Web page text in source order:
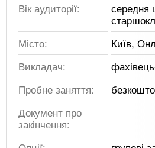
Вік аудиторії:
середня
Місто:
Київ,
Викладач:
Пробне заняття:
Документ про
закінчення: